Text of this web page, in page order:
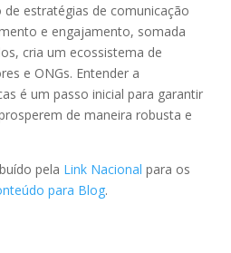
estratégias de comunicação
e engajamento, somada
cria um ecossistema de
e ONGs. Entender a
é um passo inicial para garantir
de maneira robusta e
pela Link Nacional para os
para Blog.